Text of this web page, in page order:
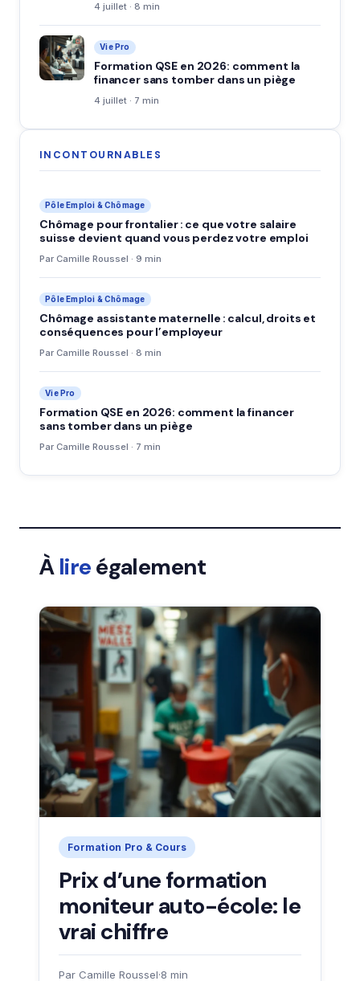
4 juillet · 8 min
Vie Pro
Formation QSE en 2026: comment la
financer sans tomber dans un piège
4 juillet · 7 min
INCONTOURNABLES
Pôle Emploi & Chômage
Chômage pour frontalier : ce que votre salaire
suisse devient quand vous perdez votre emploi
Par Camille Roussel · 9 min
Pôle Emploi & Chômage
Chômage assistante maternelle : calcul, droits et
conséquences pour l’employeur
Par Camille Roussel · 8 min
Vie Pro
Formation QSE en 2026: comment la financer
sans tomber dans un piège
Par Camille Roussel · 7 min
Àlireégalement
Formation Pro & Cours
Prix d’une formation
moniteur auto-école: le
vrai chiffre
Par Camille Roussel·8 min